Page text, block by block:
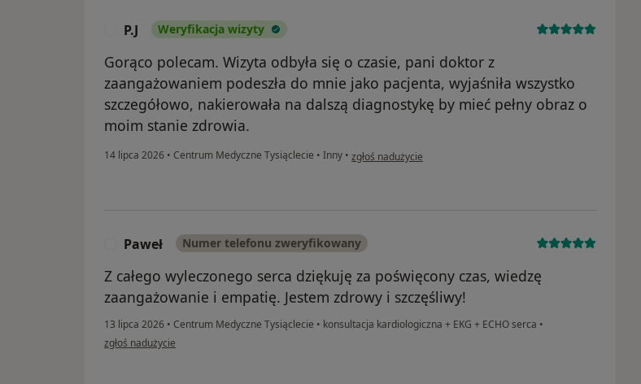
P.J Weryfikacja wizyty
Gorąco polecam. Wizyta odbyła się o czasie, pani doktor z
zaangażowaniem podeszła do mnie jako pacjenta, wyjaśniła wszystko
szczegółowo, nakierowała na dalszą diagnostykę by mieć pełny obraz o
moim stanie zdrowia.
14 lipca 2026 • Centrum Medyczne Tysiąclecie • Inny • w opinii użytkownika P.J
zgłoś nadużycie
Paweł Numer telefonu zweryfikowany
Z całego wyleczonego serca dziękuję za poświęcony czas, wiedzę
zaangażowanie i empatię. Jestem zdrowy i szczęśliwy!
13 lipca 2026 • Centrum Medyczne Tysiąclecie • konsultacja kardiologiczna + EKG + ECHO serca •
w opinii użytkownika Paweł
zgłoś nadużycie